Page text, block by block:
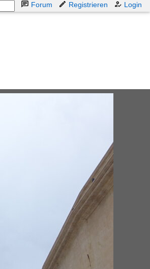
Forum Registrieren Login